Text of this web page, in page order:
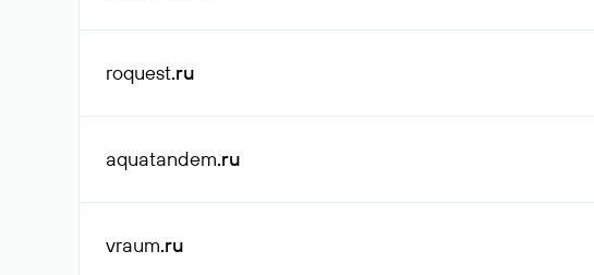
roquest.ru
aquatandem.ru
vraum.ru